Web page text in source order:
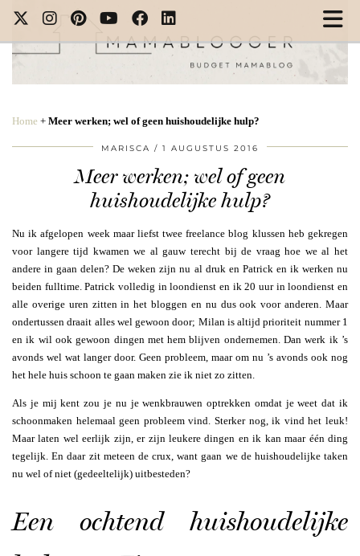
Home + Meer werken; wel of geen huishoudelijke hulp?
MARISCA 1 AUGUSTUS 2016
Meer werken; wel of geen
huishoudelijke hulp?
Nu ik afgelopen week maar liefst twee freelance blog klussen heb gekregen
voor langere tijd kwamen we al gauw terecht bij de vraag hoe we al het
andere in gaan delen? De weken zijn nu al druk en Patrick en ik werken nu
beiden fulltime. Patrick volledig in loondienst en ik 20 uur in loondienst en
alle overige uren zitten in het bloggen en nu dus ook voor anderen. Maar
ondertussen draait alles wel gewoon door; Milan is altijd prioriteit nummer 1
en ik wil ook gewoon dingen met hem blijven ondernemen. Dan werk ik ’s
avonds wel wat langer door. Geen probleem, maar om nu ’s avonds ook nog
het hele huis schoon te gaan maken zie ik niet zo zitten.
Als je mij kent zou je nu je wenkbrauwen optrekken omdat je weet dat ik
schoonmaken helemaal geen probleem vind. Sterker nog, ik vind het leuk!
Maar laten wel eerlijk zijn, er zijn leukere dingen en ik kan maar één ding
tegelijk. En daar zit meteen de crux, want gaan we de huishoudelijke taken
nu wel of niet (gedeeltelijk) uitbesteden?
Een ochtend huishoudelijke